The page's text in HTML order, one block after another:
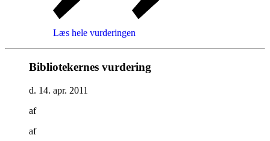
Læs hele vurderingen
Bibliotekernes vurdering
d. 14. apr. 2011
af
af